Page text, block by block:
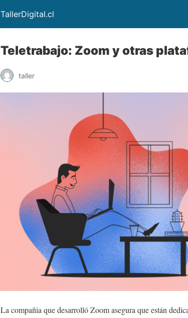
TallerDigital.cl
Teletrabajo: Zoom y otras
taller
La compañia que desarrolló Zoom asegura que están